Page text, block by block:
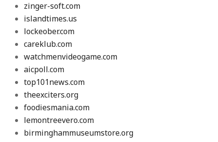
zinger-soft.com
islandtimes.us
lockeober.com
careklub.com
watchmenvideogame.com
aicpoll.com
top101news.com
theexciters.org
foodiesmania.com
lemontreevero.com
birminghammuseumstore.org